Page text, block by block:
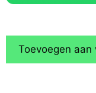
Toevoegen aan